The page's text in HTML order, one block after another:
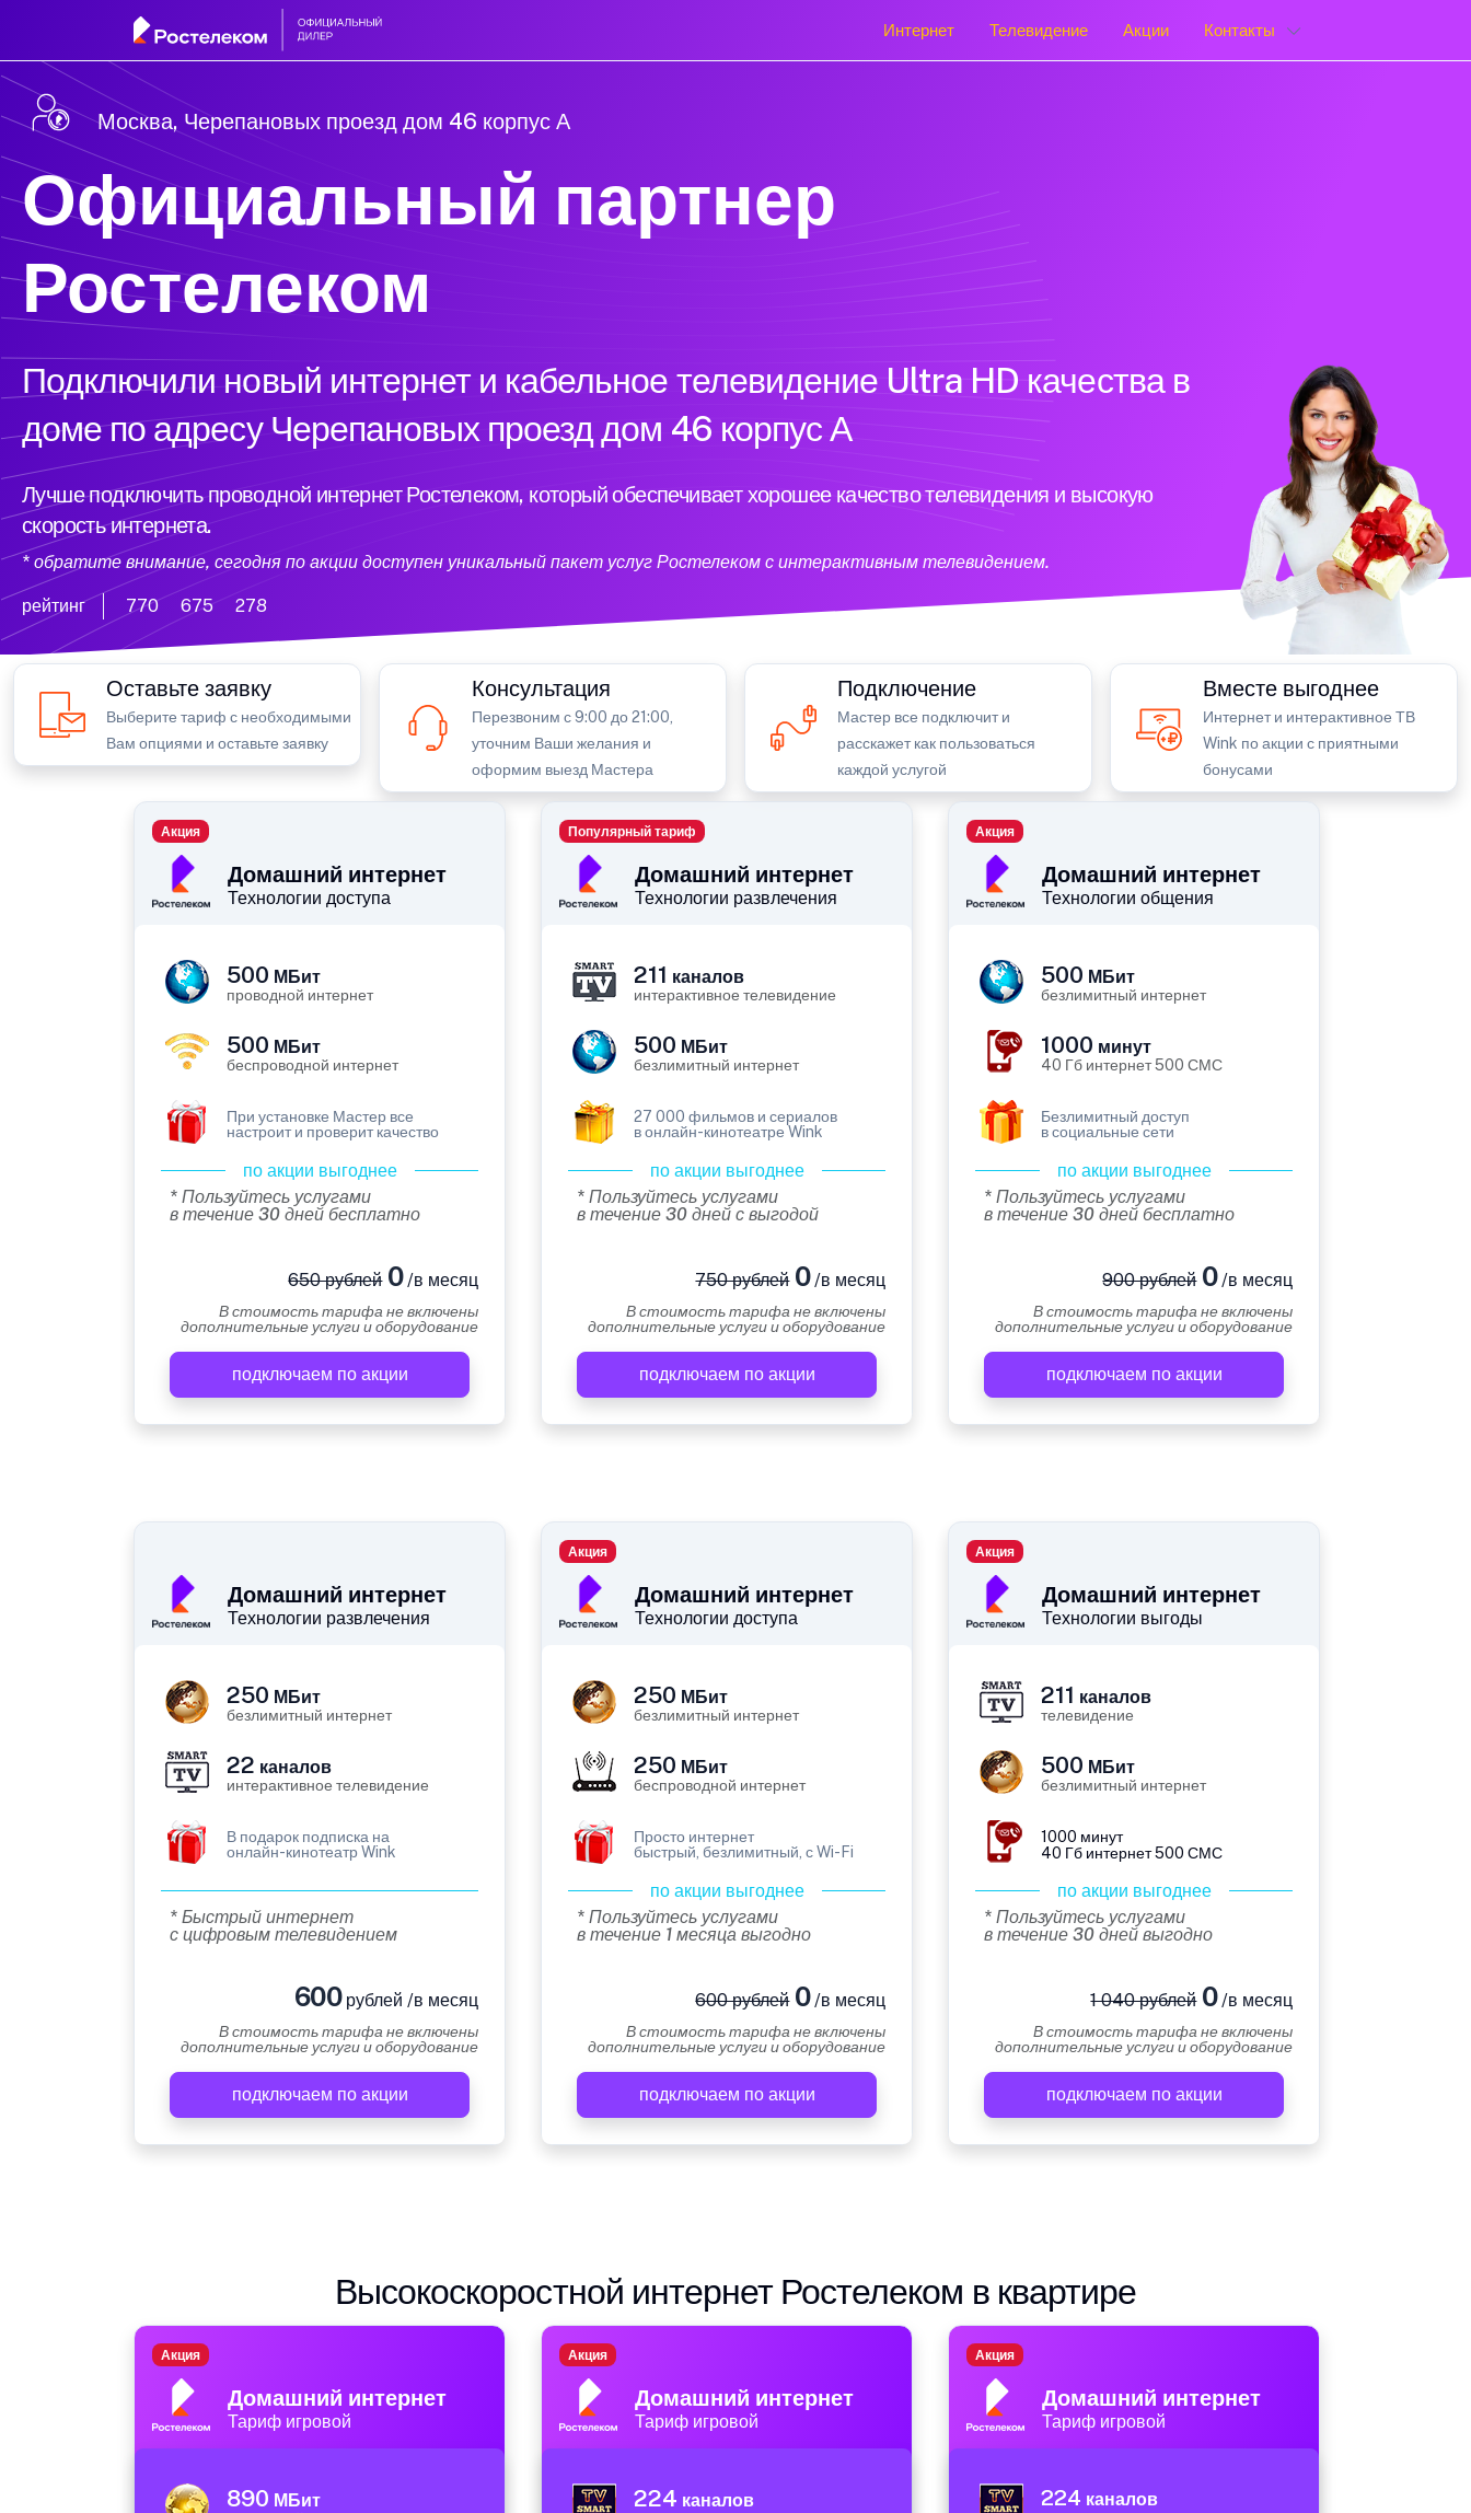
Интернет Телевидение Акции Контакты
Москва, Черепановых проезд дом 46 корпус А
Официальный партнер
Ростелеком
Подключили новый интернет и кабельное телевидение Ultra HD качества в
доме по адресу Черепановых проезд дом 46 корпус А
Лучше подключить проводной интернет Ростелеком, который обеспечивает хорошее качество телевидения и высокую
скорость интернета.
* обратите внимание, сегодня по акции доступен уникальный пакет услуг Ростелеком с интерактивным телевидением.
рейтинг 770 675 278
Оставьте заявку
Выберите тариф с необходимыми
Вам опциями и оставьте заявку
Консультация
Перезвоним с 9:00 до 21:00,
уточним Ваши желания и
оформим выезд Мастера
Подключение
Мастер все подключит и
расскажет как пользоваться
каждой услугой
Вместе выгоднее
Интернет и интерактивное ТВ
Wink по акции с приятными
бонусами
Домашний интернет
Технологии доступа
Акция
500 МБит
проводной интернет
500 МБит
беспроводной интернет
При установке Мастер все
настроит и проверит качество
по акции выгоднее
* Пользуйтесь услугами
в течение 30 дней бесплатно
650 рублей0/в месяц
В стоимость тарифа не включены
дополнительные услуги и оборудование
подключаем по акции
Домашний интернет
Технологии развлечения
Популярный тариф
211 каналов
интерактивное телевидение
500 МБит
безлимитный интернет
27 000 фильмов и сериалов
в онлайн-кинотеатре Wink
по акции выгоднее
* Пользуйтесь услугами
в течение 30 дней с выгодой
750 рублей0/в месяц
В стоимость тарифа не включены
дополнительные услуги и оборудование
подключаем по акции
Домашний интернет
Технологии общения
Акция
500 МБит
безлимитный интернет
1000 минут
40 Гб интернет 500 СМС
Безлимитный доступ
в социальные сети
по акции выгоднее
* Пользуйтесь услугами
в течение 30 дней бесплатно
900 рублей0/в месяц
В стоимость тарифа не включены
дополнительные услуги и оборудование
подключаем по акции
Домашний интернет
Технологии развлечения
250 МБит
безлимитный интернет
22 каналов
интерактивное телевидение
В подарок подписка на
онлайн-кинотеатр Wink
* Быстрый интернет
с цифровым телевидением
600рублей /в месяц
В стоимость тарифа не включены
дополнительные услуги и оборудование
подключаем по акции
Домашний интернет
Технологии доступа
Акция
250 МБит
безлимитный интернет
250 МБит
беспроводной интернет
Просто интернет
быстрый, безлимитный, с Wi-Fi
по акции выгоднее
* Пользуйтесь услугами
в течение 1 месяца выгодно
600 рублей0/в месяц
В стоимость тарифа не включены
дополнительные услуги и оборудование
подключаем по акции
Домашний интернет
Технологии выгоды
Акция
211 каналов
телевидение
500 МБит
безлимитный интернет
1000 минут
40 Гб интернет 500 СМС
по акции выгоднее
* Пользуйтесь услугами
в течение 30 дней выгодно
1 040 рублей0/в месяц
В стоимость тарифа не включены
дополнительные услуги и оборудование
подключаем по акции
Высокоскоростной интернет Ростелеком в квартире
Домашний интернет
Тариф игровой
Акция
890 МБит
Домашний интернет
Тариф игровой
Акция
224 каналов
Домашний интернет
Тариф игровой
Акция
224 каналов